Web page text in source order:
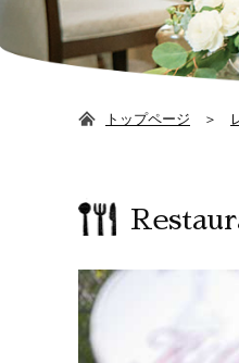
トップページ